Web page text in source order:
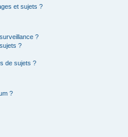
et sujets ?
?
?
de sujets ?
?